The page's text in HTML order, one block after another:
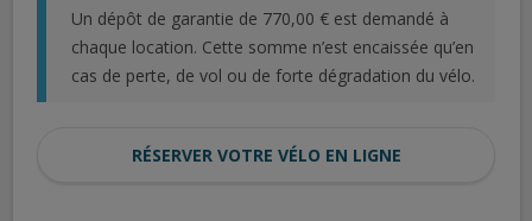
Un dépôt de garantie de 770,00 € est demandé à
chaque location. Cette somme n’est encaissée qu’en
cas de perte, de vol ou de forte dégradation du vélo.
RÉSERVER VOTRE VÉLO EN LIGNE